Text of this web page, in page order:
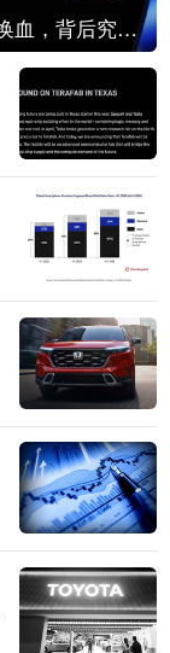
谷歌AI大换血，背后究竟发生了什么？